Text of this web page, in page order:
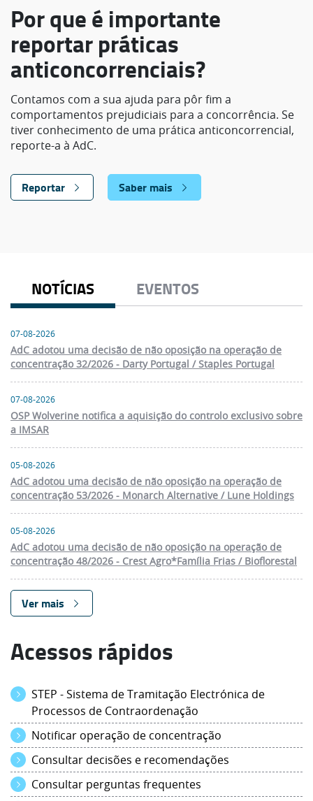
Por que é importante
reportar práticas
anticoncorrenciais?
Contamos com a sua ajuda para pôr fim a
comportamentos prejudiciais para a concorrência. Se
tiver conhecimento de uma prática anticoncorrencial,
reporte-a à AdC.
Reportar Saber mais
NOTÍCIAS EVENTOS
07-08-2026
AdC adotou uma decisão de não oposição na operação de
concentração 32/2026 - Darty Portugal / Staples Portugal
07-08-2026
OSP Wolverine notifica a aquisição do controlo exclusivo sobre
a IMSAR
05-08-2026
AdC adotou uma decisão de não oposição na operação de
concentração 53/2026 - Monarch Alternative / Lune Holdings
05-08-2026
AdC adotou uma decisão de não oposição na operação de
concentração 48/2026 - Crest Agro*Família Frias / Bioflorestal
Ver mais
Acessos rápidos
STEP - Sistema de Tramitação Electrónica de
Processos de Contraordenação
Notificar operação de concentração
Consultar decisões e recomendações
Consultar perguntas frequentes